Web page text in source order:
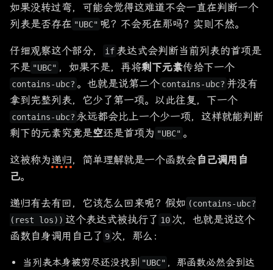
如果没转过弯，可能会觉得这难道不会一直在判断一个
列表是否存在 "UBC" 呢？不会死在那吗？实则不然。
仔细观察这个部分， if 表达式会判断当前列表的首项是
不是 "UBC" ，如果不是，再将剩下元素传给下一个
contains-ubc? 。也就是说第二个 contains-ubc? 并没有
拿到完整列表，它少了第一项。以此往复，下一个
contains-ubc? 永远都会比上一个少一项，这样就能判断
剩下的元素究竟是空还是首项为 "UBC" 。
这被称为递归，简单理解就是一个函数会自己调用自
己。
递归有去有回，它该怎么回来呢？假如 (contains-ubc?
(rest los)) 这个表达式被执行了 10 次，也就是说这个
函数自身调用自己了 9 次，那么：
当列表本身被穷尽还没找到 "UBC" ，那函数必然会到达